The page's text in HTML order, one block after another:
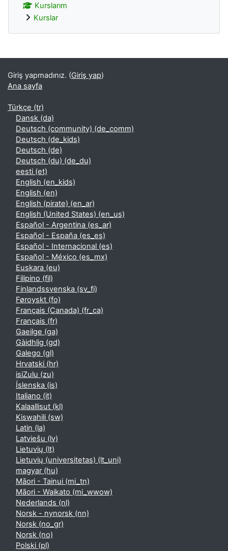
Kurslarım
Kurslar
Tamamlayıcı bloklar
Giriş yapmadınız. (Giriş yap)
Ana sayfa
Türkçe ‎(tr)‎
Dansk ‎(da)‎
Deutsch (community) ‎(de_comm)‎
Deutsch ‎(de_kids)‎
Deutsch ‎(de)‎
Deutsch (du) ‎(de_du)‎
eesti ‎(et)‎
English ‎(en_kids)‎
English ‎(en)‎
English (pirate) ‎(en_ar)‎
English (United States) ‎(en_us)‎
Español - Argentina ‎(es_ar)‎
Español - España ‎(es_es)‎
Español - Internacional ‎(es)‎
Español - México ‎(es_mx)‎
Euskara ‎(eu)‎
Filipino ‎(fil)‎
Finlandssvenska ‎(sv_fi)‎
Føroyskt ‎(fo)‎
Français (Canada) ‎(fr_ca)‎
Français ‎(fr)‎
Gaeilge ‎(ga)‎
Gàidhlig ‎(gd)‎
Galego ‎(gl)‎
Hrvatski ‎(hr)‎
isiZulu ‎(zu)‎
Íslenska ‎(is)‎
Italiano ‎(it)‎
Kalaallisut ‎(kl)‎
Kiswahili ‎(sw)‎
Latin ‎(la)‎
Latviešu ‎(lv)‎
Lietuvių ‎(lt)‎
Lietuvių (universitetas) ‎(lt_uni)‎
magyar ‎(hu)‎
Māori - Tainui ‎(mi_tn)‎
Māori - Waikato ‎(mi_wwow)‎
Nederlands ‎(nl)‎
Norsk - nynorsk ‎(nn)‎
Norsk ‎(no_gr)‎
Norsk ‎(no)‎
Polski ‎(pl)‎